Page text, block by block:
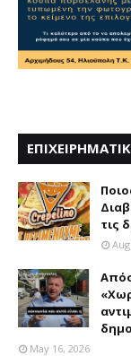
τις
May 16, 2026